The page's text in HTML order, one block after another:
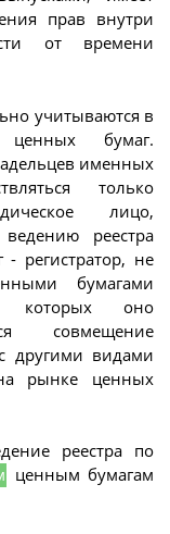
прав внутри
от времени
учитываются в
ценных бумаг.
именных
только
лицо,
реестра
регистратор, не
бумагами
которых оно
совмещение
другими видами
рынке ценных
реестра по
ценным бумагам